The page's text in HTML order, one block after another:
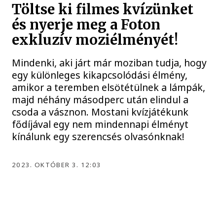
Töltse ki filmes kvízünket
és nyerje meg a Foton
exkluzív moziélményét!
Mindenki, aki járt már moziban tudja, hogy
egy különleges kikapcsolódási élmény,
amikor a teremben elsötétülnek a lámpák,
majd néhány másodperc után elindul a
csoda a vásznon. Mostani kvízjátékunk
fődíjával egy nem mindennapi élményt
kínálunk egy szerencsés olvasónknak!
2023. OKTÓBER 3. 12:03